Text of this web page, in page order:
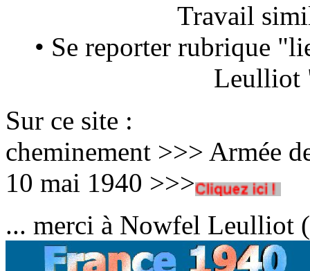
Travail
• Se reporter rubrique
Leulliot
Sur ce site :
cheminement >>> Armée
10 mai 1940 >>>
... merci à Nowfel Leulliot